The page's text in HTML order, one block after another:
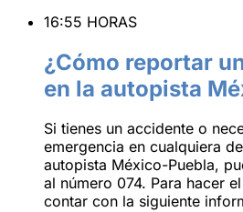
16:55 HORAS
¿Cómo reportar
en la autopista
Si tienes un accidente o
emergencia en cualquiera
autopista México-Puebla,
al número 074. Para hacer
contar con la siguiente